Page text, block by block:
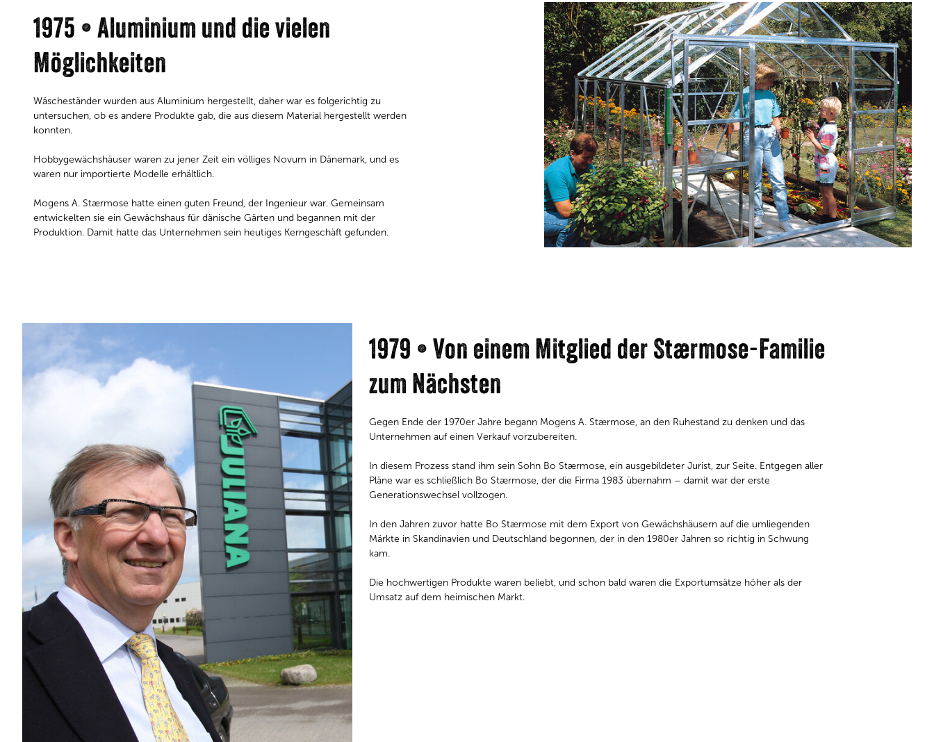
1975 • Aluminium und die vielen
Möglichkeiten
Wäscheständer wurden aus Aluminium hergestellt, daher war es folgerichtig zu
untersuchen, ob es andere Produkte gab, die aus diesem Material hergestellt werden
konnten.
Hobbygewächshäuser waren zu jener Zeit ein völliges Novum in Dänemark, und es
waren nur importierte Modelle erhältlich.
Mogens A. Stærmose hatte einen guten Freund, der Ingenieur war. Gemeinsam
entwickelten sie ein Gewächshaus für dänische Gärten und begannen mit der
Produktion. Damit hatte das Unternehmen sein heutiges Kerngeschäft gefunden.
1979 • Von einem Mitglied der Stærmose-Familie
zum Nächsten
Gegen Ende der 1970er Jahre begann Mogens A. Stærmose, an den Ruhestand zu denken und das
Unternehmen auf einen Verkauf vorzubereiten.
In diesem Prozess stand ihm sein Sohn Bo Stærmose, ein ausgebildeter Jurist, zur Seite. Entgegen aller
Pläne war es schließlich Bo Stærmose, der die Firma 1983 übernahm – damit war der erste
Generationswechsel vollzogen.
In den Jahren zuvor hatte Bo Stærmose mit dem Export von Gewächshäusern auf die umliegenden
Märkte in Skandinavien und Deutschland begonnen, der in den 1980er Jahren so richtig in Schwung
kam.
Die hochwertigen Produkte waren beliebt, und schon bald waren die Exportumsätze höher als der
Umsatz auf dem heimischen Markt.